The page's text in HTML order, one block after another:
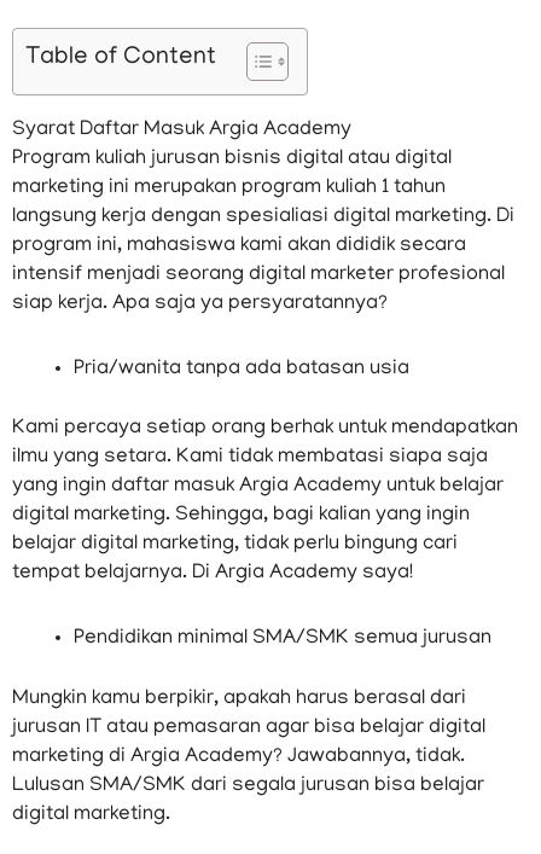
Table of Content
Syarat Daftar Masuk Argia Academy
Program kuliah jurusan bisnis digital atau digital
marketing ini merupakan program kuliah 1 tahun
langsung kerja dengan spesialiasi digital marketing. Di
program ini, mahasiswa kami akan dididik secara
intensif menjadi seorang digital marketer profesional
siap kerja. Apa saja ya persyaratannya?
Pria/wanita tanpa ada batasan usia
Kami percaya setiap orang berhak untuk mendapatkan
ilmu yang setara. Kami tidak membatasi siapa saja
yang ingin daftar masuk Argia Academy untuk belajar
digital marketing. Sehingga, bagi kalian yang ingin
belajar digital marketing, tidak perlu bingung cari
tempat belajarnya. Di Argia Academy saya!
Pendidikan minimal SMA/SMK semua jurusan
Mungkin kamu berpikir, apakah harus berasal dari
jurusan IT atau pemasaran agar bisa belajar digital
marketing di Argia Academy? Jawabannya, tidak.
Lulusan SMA/SMK dari segala jurusan bisa belajar
digital marketing.